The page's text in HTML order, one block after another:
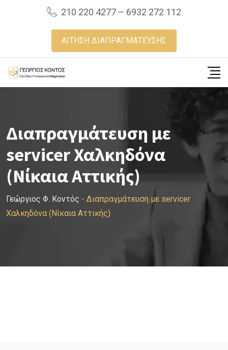
210 220 4277 – 6932 272 112
ΑΙΤΗΣΗ ΔΙΑΠΡΑΓΜΑΤΕΥΣΗΣ
Διαπραγμάτευση με
servicer Χαλκηδόνα
(Νίκαια Αττικής)
Γεώργιος Φ. Κοντός - Διαπραγμάτευση με servicer
Χαλκηδόνα (Νίκαια Αττικής)